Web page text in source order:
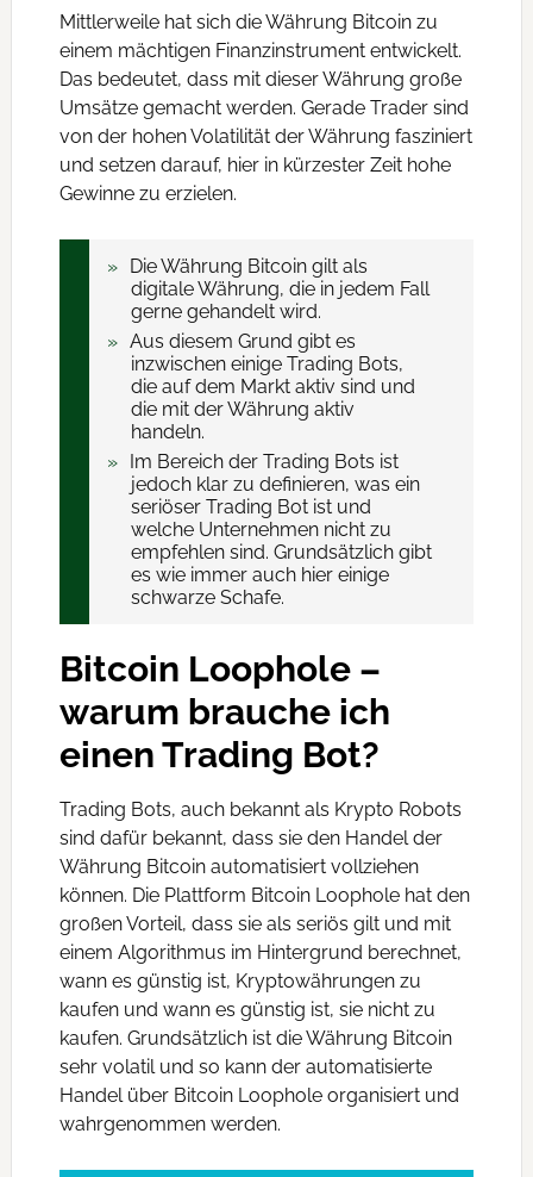
Mittlerweile hat sich die Währung Bitcoin zu
einem mächtigen Finanzinstrument entwickelt.
Das bedeutet, dass mit dieser Währung große
Umsätze gemacht werden. Gerade Trader sind
von der hohen Volatilität der Währung fasziniert
und setzen darauf, hier in kürzester Zeit hohe
Gewinne zu erzielen.
Die Währung Bitcoin gilt als
digitale Währung, die in jedem Fall
gerne gehandelt wird.
Aus diesem Grund gibt es
inzwischen einige Trading Bots,
die auf dem Markt aktiv sind und
die mit der Währung aktiv
handeln.
Im Bereich der Trading Bots ist
jedoch klar zu definieren, was ein
seriöser Trading Bot ist und
welche Unternehmen nicht zu
empfehlen sind. Grundsätzlich gibt
es wie immer auch hier einige
schwarze Schafe.
Bitcoin Loophole –
warum brauche ich
einen Trading Bot?
Trading Bots, auch bekannt als Krypto Robots
sind dafür bekannt, dass sie den Handel der
Währung Bitcoin automatisiert vollziehen
können. Die Plattform Bitcoin Loophole hat den
großen Vorteil, dass sie als seriös gilt und mit
einem Algorithmus im Hintergrund berechnet,
wann es günstig ist, Kryptowährungen zu
kaufen und wann es günstig ist, sie nicht zu
kaufen. Grundsätzlich ist die Währung Bitcoin
sehr volatil und so kann der automatisierte
Handel über Bitcoin Loophole organisiert und
wahrgenommen werden.